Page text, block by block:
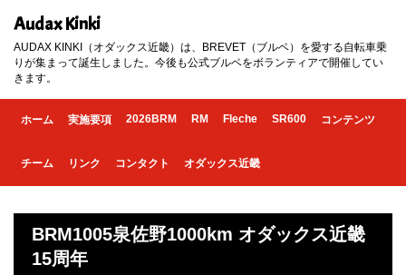
Audax Kinki
AUDAX KINKI（オダックス近畿）は、BREVET（ブルベ）を愛する自転車乗
りが集まって誕生しました。今後も公式ブルベをボランティアで開催してい
きます。
ホーム 実施要項 2026BRM RM Fleche SR600 コンテンツ
チーム リンク コンタクト オダックス近畿
BRM1005泉佐野1000km オダックス近畿
15周年